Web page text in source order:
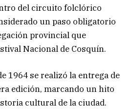
del circuito folclórico
un paso obligatorio
provincial que
Nacional de Cosquín.
1964 se realizó la entrega de
edición, marcando un hito
cultural de la ciudad.